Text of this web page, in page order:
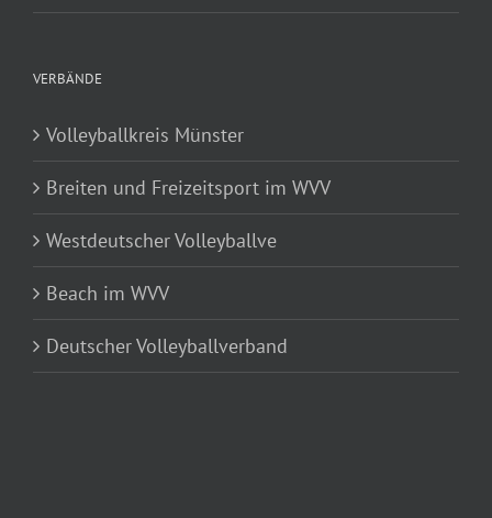
VERBÄNDE
Volleyballkreis Münster
Breiten und Freizeitsport im WVV
Westdeutscher Volleyballve
Beach im WVV
Deutscher Volleyballverband